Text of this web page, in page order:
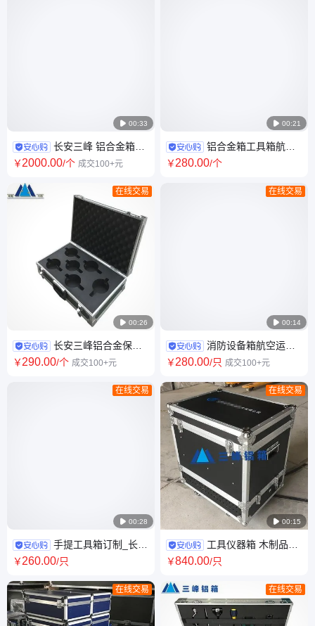
 00:33
长安三峰 铝合金箱
EVA内衬定制 EVA减震防静电
￥2000.00/个 成交100+元
 00:26
在线交易
长安三峰铝合金保护
箱 仪器专用箱 采样箱 定制包装
￥290.00/个 成交100+元
 00:28
在线交易
手提工具箱订制_长安
三峰_铝箱加工_工具收纳箱箱
￥260.00/只
在线交易
 00:21
铝合金箱工具箱航空
箱设备箱子厂家找三峰包装20
￥280.00/个
 00:14
在线交易
消防设备箱航空运输
箱定制包装箱制作厂家工具箱
￥280.00/只 成交100+元
 00:15
在线交易
工具仪器箱 木制品包
装箱 设备运输航空箱 长安三峰
￥840.00/只
在线交易